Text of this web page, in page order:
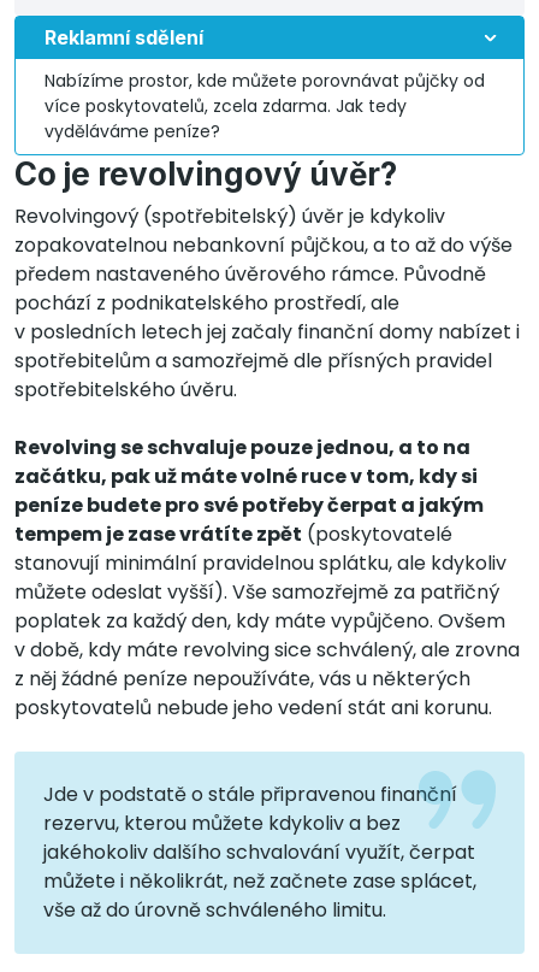
Reklamní sdělení
Nabízíme prostor, kde můžete porovnávat půjčky od
více poskytovatelů, zcela zdarma. Jak tedy
vyděláváme peníze?
Co je revolvingový úvěr?
Revolvingový (spotřebitelský) úvěr je kdykoliv
zopakovatelnou nebankovní půjčkou, a to až do výše
předem nastaveného úvěrového rámce. Původně
pochází z podnikatelského prostředí, ale
v posledních letech jej začaly finanční domy nabízet i
spotřebitelům a samozřejmě dle přísných pravidel
spotřebitelského úvěru.
Revolving se schvaluje pouze jednou, a to na
začátku, pak už máte volné ruce v tom, kdy si
peníze budete pro své potřeby čerpat a jakým
tempem je zase vrátíte zpět (poskytovatelé
stanovují minimální pravidelnou splátku, ale kdykoliv
můžete odeslat vyšší). Vše samozřejmě za patřičný
poplatek za každý den, kdy máte vypůjčeno. Ovšem
v době, kdy máte revolving sice schválený, ale zrovna
z něj žádné peníze nepoužíváte, vás u některých
poskytovatelů nebude jeho vedení stát ani korunu.
Jde v podstatě o stále připravenou finanční
rezervu, kterou můžete kdykoliv a bez
jakéhokoliv dalšího schvalování využít, čerpat
můžete i několikrát, než začnete zase splácet,
vše až do úrovně schváleného limitu.